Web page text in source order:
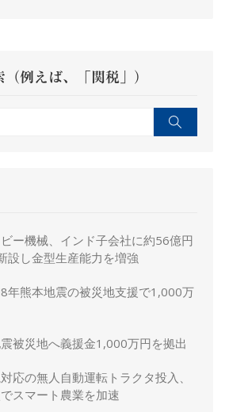
例えば、「関税」）
ー機械、インド子会社に約56億円
設し金型生産能力を増強
年熊本地震の被災地支援で1,000万
被災地へ義援金1,000万円を拠出
応の無人自動運転トラクタ投入、
スマート農業を加速